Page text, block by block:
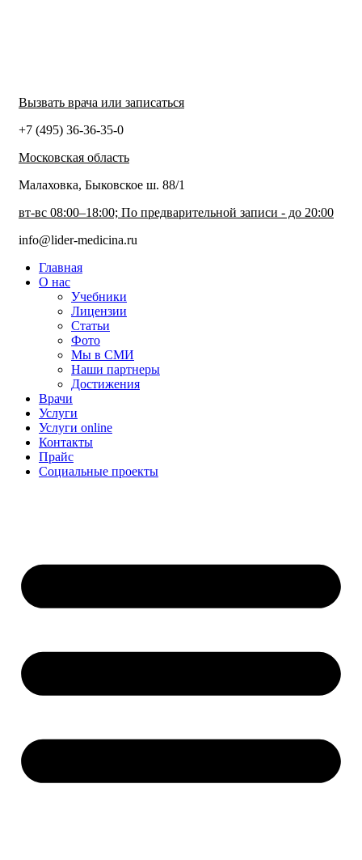
Вызвать врача или записаться
+7 (495) 36-36-35-0
Московская область
Малаховка, Быковское ш. 88/1
вт-вс 08:00–18:00; По предварительной записи - до 20:00
info@lider-medicina.ru
Главная
О нас
Учебники
Лицензии
Статьи
Фото
Мы в СМИ
Наши партнеры
Достижения
Врачи
Услуги
Услуги online
Контакты
Прайс
Социальные проекты